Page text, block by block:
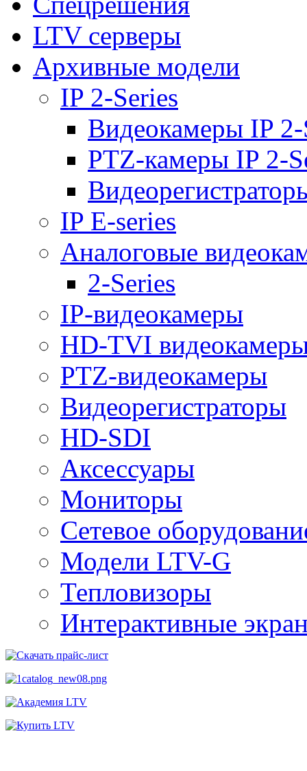
LTV серверы
Архивные модели
IP 2-Series
Видеокамеры IP 2-
PTZ-камеры IP 2-
IP E-series
Аналоговые
2-Series
IP-видеокамеры
HD-TVI
PTZ-видеокамеры
Видеорегистраторы
HD-SDI
Аксессуары
Мониторы
Сетевое
Модели LTV-G
Тепловизоры
Интерактивные